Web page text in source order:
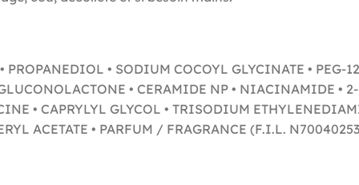
• SODIUM COCOYL GLYCINATE • PEG-
• CERAMIDE NP • NIACINAMIDE •
• CAPRYLYL GLYCOL • TRISODIUM
ACETATE • PARFUM / FRAGRANCE (F.I.L.